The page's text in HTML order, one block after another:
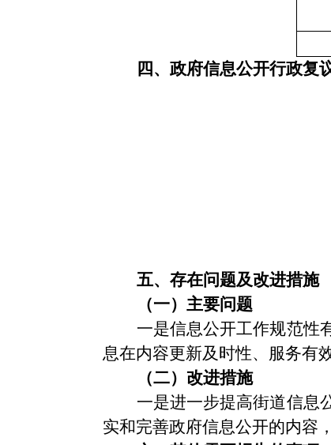
四、政府信息公开行政复
五、存在问题及改进措施
（一）主要问题
一是信息公开工作规范性
息在内容更新及时性、服务有
（二） 改进措施
一是进一步提高街道信息
实和完善政府信息公开的内容